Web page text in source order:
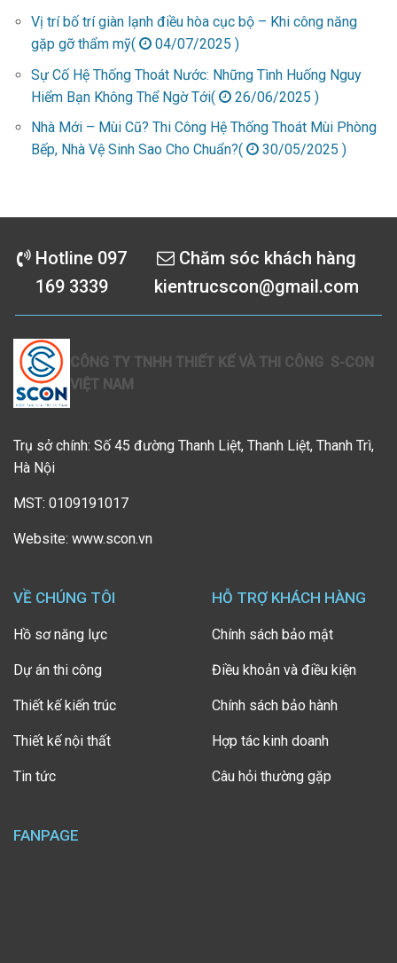
Vị trí bố trí giàn lạnh điều hòa cục bộ – Khi công năng
gặp gỡ thẩm mỹ(
04/07/2025 )
Sự Cố Hệ Thống Thoát Nước: Những Tình Huống Nguy
Hiểm Bạn Không Thể Ngờ Tới(
26/06/2025 )
Nhà Mới – Mùi Cũ? Thi Công Hệ Thống Thoát Mùi Phòng
Bếp, Nhà Vệ Sinh Sao Cho Chuẩn?(
30/05/2025 )
Hotline 097
169 3339
Chăm sóc khách hàng
kientrucscon@gmail.com
CÔNG TY TNHH THIẾT KẾ VÀ THI CÔNG S-CON
VIỆT NAM
Trụ sở chính: Số 45 đường Thanh Liệt, Thanh Liệt, Thanh Trì,
Hà Nội
MST: 0109191017
Website: www.scon.vn
VỀ CHÚNG TÔI
Hồ sơ năng lực
Dự án thi công
Thiết kế kiến trúc
Thiết kế nội thất
Tin tức
HỖ TRỢ KHÁCH HÀNG
Chính sách bảo mật
Điều khoản và điều kiện
Chính sách bảo hành
Hợp tác kinh doanh
Câu hỏi thường gặp
FANPAGE